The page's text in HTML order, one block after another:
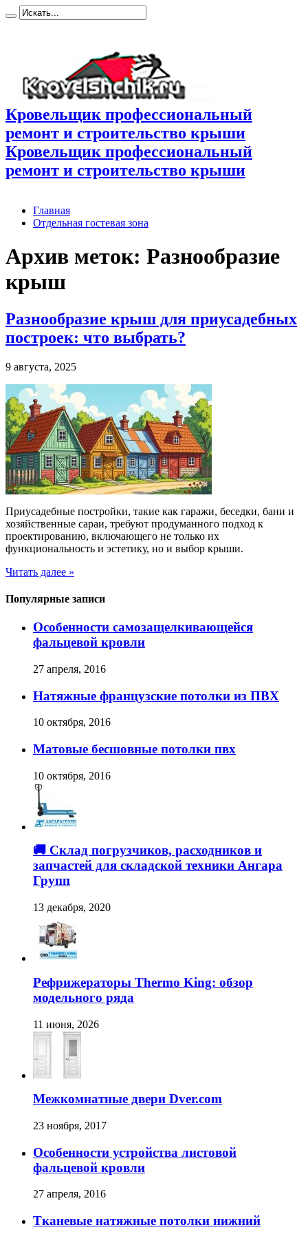
Кровельщик профессиональный
ремонт и строительство крыши
Кровельщик профессиональный
ремонт и строительство крыши
Главная
Отдельная гостевая зона
Архив меток: Разнообразие
крыш
Разнообразие крыш для приусадебных
построек: что выбрать?
9 августа, 2025
Приусадебные постройки, такие как гаражи, беседки, бани и
хозяйственные сараи, требуют продуманного подход к
проектированию, включающего не только их
функциональность и эстетику, но и выбор крыши.
Читать далее »
Популярные записи
Особенности самозащелкивающейся
фальцевой кровли
27 апреля, 2016
Натяжные французские потолки из ПВХ
10 октября, 2016
Матовые бесшовные потолки пвх
10 октября, 2016
🚚 Склад погрузчиков, расходников и
запчастей для складской техники Ангара
Групп
13 декабря, 2020
Рефрижераторы Thermo King: обзор
модельного ряда
11 июня, 2026
Межкомнатные двери Dver.com
23 ноября, 2017
Особенности устройства листовой
фальцевой кровли
27 апреля, 2016
Тканевые натяжные потолки нижний